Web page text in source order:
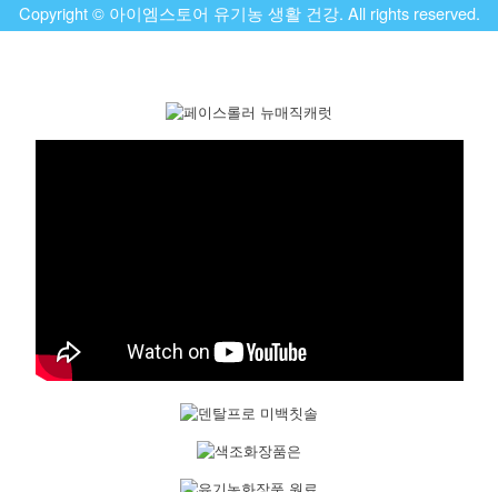
Copyright © 아이엠스토어 유기농 생활 건강. All rights reserved.